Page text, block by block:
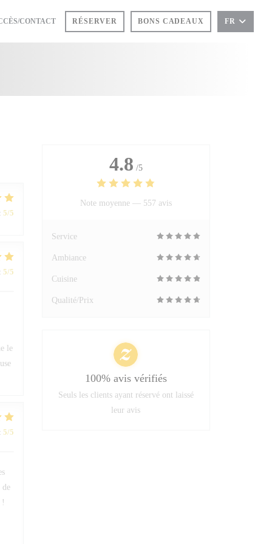
UNE NOUVELLE FENÊTRE))
CONTACT RÉSERVER BONS CADEAUX FR
: 5/5
: 5/5
le
: 5/5
de
!
4.8 /5
Note moyenne — 557 avis
Service
Ambiance
Cuisine
Qualité/Prix
100% avis vérifiés
Seuls les clients ayant réservé ont laissé
leur avis